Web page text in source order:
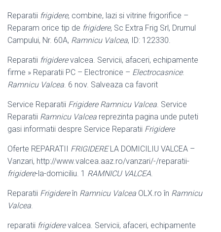
Reparatii frigidere, combine, lazi si vitrine frigorifice –
Reparam orice tip de frigidere, Sc Extra Frig Srl, Drumul
Campului, Nr. 60A, Ramnicu Valcea, ID: 122330.
Reparatii frigiderevalcea. Servicii, afaceri, echipamente
firme » Reparatii PC – Electronice – Electrocasnice.
Ramnicu Valcea. 6 nov. Salveaza ca favorit
Service Reparatii Frigidere Ramnicu Valcea. Service
Reparatii Ramnicu Valcea reprezinta pagina unde puteti
gasi informatii despre Service Reparatii Frigidere
Oferte REPARATII FRIGIDERELA DOMICILIU VALCEA –
Vanzari, http://www.valcea.aaz.ro/vanzari/-/reparatii-
frigidere-la-domiciliu. 1 RAMNICU VALCEA.
Reparatii Frigidereîn Ramnicu Valcea OLX.ro în Ramnicu
Valcea.
reparatii frigiderevalcea. Servicii, afaceri, echipamente